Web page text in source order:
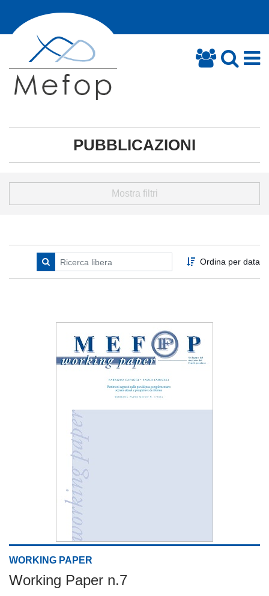
PUBBLICAZIONI
Mostra filtri
Ordina per data
WORKING PAPER
Working Paper n.7